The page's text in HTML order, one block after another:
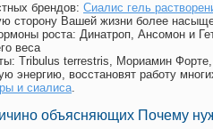
брендов: Сиалис гель
сторону Вашей жизни более
роста: Динатроп, Ансомон и
веса
Tribulus terrestris, Мориамин Форте,
энергию, восстановят работу
и сиалиса.
объясняющих Почему